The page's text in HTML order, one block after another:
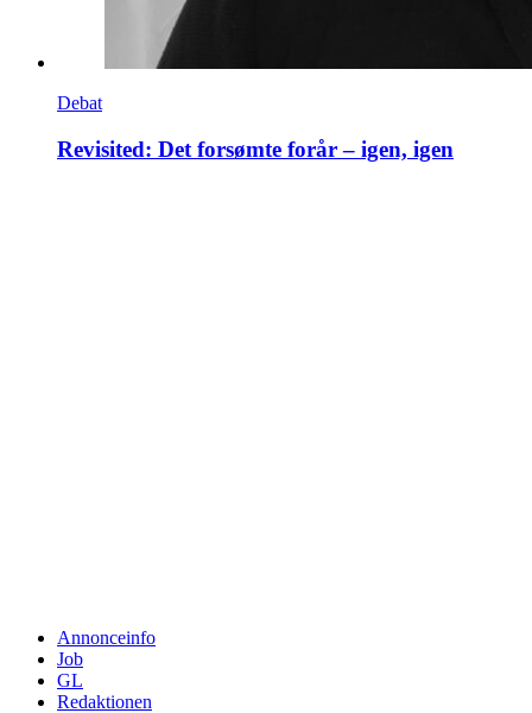
Debat
Revisited: Det forsømte forår – igen, igen
Annonceinfo
Job
GL
Redaktionen